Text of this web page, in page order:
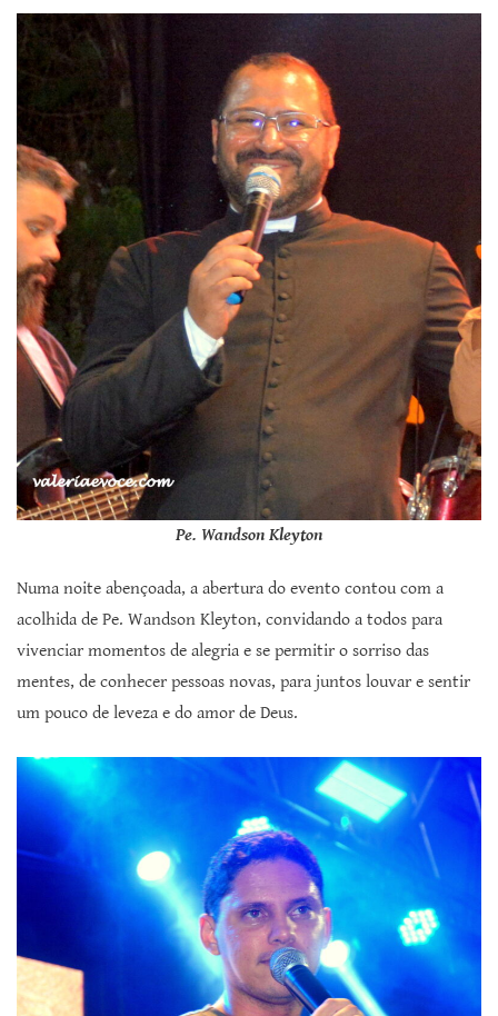
Pe. Wandson Kleyton
Numa noite abençoada, a abertura do evento contou com a
acolhida de Pe. Wandson Kleyton, convidando a todos para
vivenciar momentos de alegria e se permitir o sorriso das
mentes, de conhecer pessoas novas, para juntos louvar e sentir
um pouco de leveza e do amor de Deus.